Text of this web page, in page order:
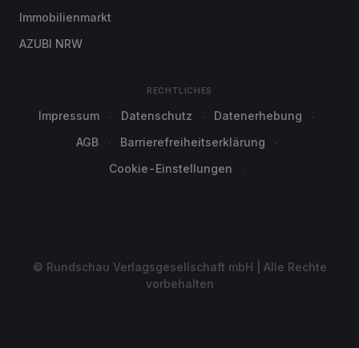
Immobilienmarkt
AZUBI NRW
RECHTLICHES
Impressum Datenschutz
Datenerhebung
AGB
Barrierefreiheitserklärung
Cookie-Einstellungen
© Rundschau Verlagsgesellschaft mbH | Alle Rechte
vorbehalten